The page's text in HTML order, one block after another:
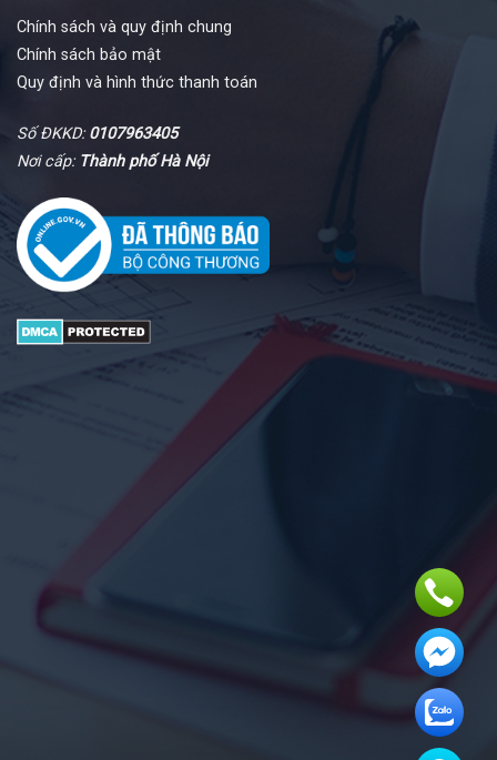
Chính sách và quy định chung
Chính sách bảo mật
Quy định và hình thức thanh toán
Số ĐKKD:0107963405
Nơi cấp: Thành phố Hà Nội